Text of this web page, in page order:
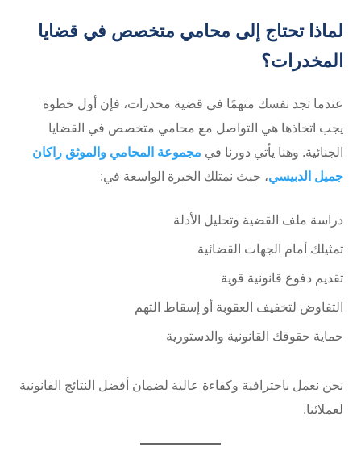
لماذا تحتاج إلى محامي متخصص في قضايا
المخدرات؟
عندما تجد نفسك متهمًا في قضية مخدرات، فإن أول خطوة
يجب اتخاذها هي التواصل مع محامي متخصص في القضايا
الجنائية. وهنا يأتي دورنا في مجموعة المحامي والموثق راكان
جميل الدبيسي، حيث نمتلك الخبرة الواسعة في:
دراسة ملف القضية وتحليل الأدلة
تمثيلك أمام الجهات القضائية
تقديم دفوع قانونية قوية
التفاوض لتخفيف العقوبة أو إسقاط التهم
حماية حقوقك القانونية والدستورية
نحن نعمل باحترافية وكفاءة عالية لضمان أفضل النتائج القانونية
لعملائنا.